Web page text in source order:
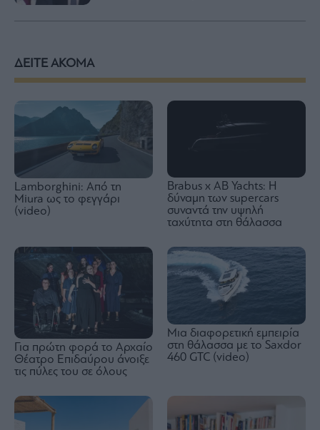
ΔΕΙΤΕ ΑΚΟΜΑ
Lamborghini: Από τη
Miura ως το φεγγάρι
(video)
Brabus x AB Yachts: Η
δύναμη των supercars
συναντά την υψηλή
ταχύτητα στη θάλασσα
Για πρώτη φορά το Αρχαίο
Θέατρο Επιδαύρου άνοιξε
τις πύλες του σε όλους
Μια διαφορετική εμπειρία
στη θάλασσα με το Saxdor
460 GTC (video)